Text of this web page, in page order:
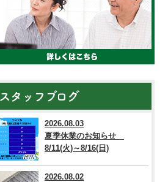
スタッフブログ
2026.08.03
夏季休業のお知らせ
8/11(火)～8/16(日)
2026.08.02